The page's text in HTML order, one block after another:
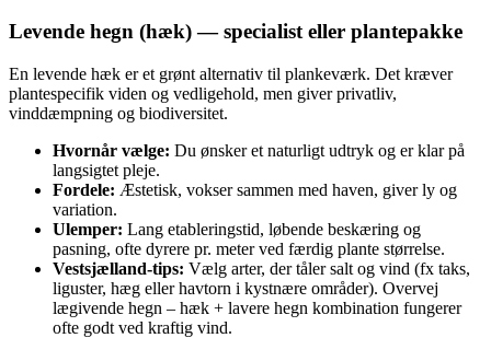
Levende hegn (hæk) — specialist eller plantepakke
En levende hæk er et grønt alternativ til plankeværk. Det kræver
plantespecifik viden og vedligehold, men giver privatliv,
vinddæmpning og biodiversitet.
Hvornår vælge: Du ønsker et naturligt udtryk og er klar på
langsigtet pleje.
Fordele: Æstetisk, vokser sammen med haven, giver ly og
variation.
Ulemper: Lang etableringstid, løbende beskæring og
pasning, ofte dyrere pr. meter ved færdig plante størrelse.
Vestsjælland‑tips: Vælg arter, der tåler salt og vind (fx taks,
liguster, hæg eller havtorn i kystnære områder). Overvej
lægivende hegn – hæk + lavere hegn kombination fungerer
ofte godt ved kraftig vind.